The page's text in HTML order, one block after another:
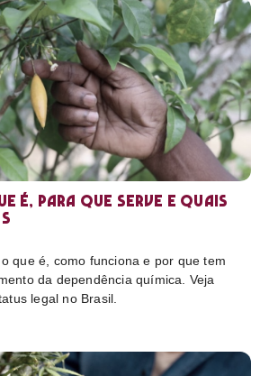
é, para que serve e quais
que é, como funciona e por que tem
da dependência química. Veja
legal no Brasil.